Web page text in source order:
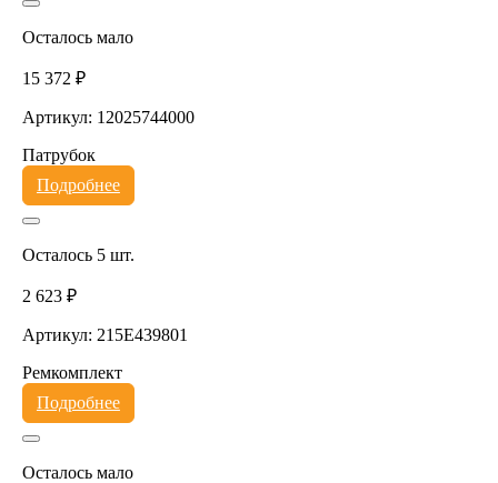
Осталось мало
15 372 ₽
Артикул: 12025744000
Патрубок
Подробнее
Осталось 5 шт.
2 623 ₽
Артикул: 215E439801
Ремкомплект
Подробнее
Осталось мало